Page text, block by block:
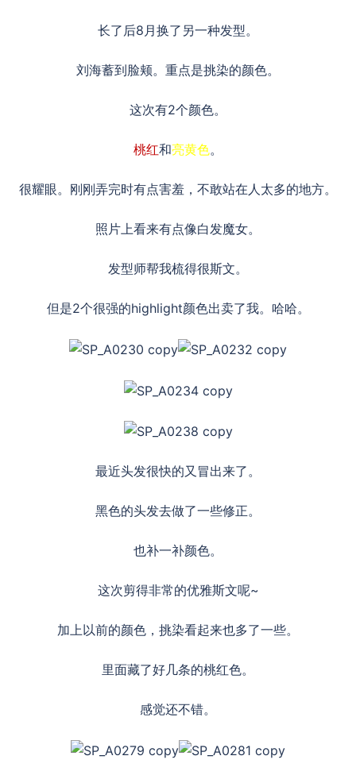
长了后8月换了另一种发型。
刘海蓄到脸颊。重点是挑染的颜色。
这次有2个颜色。
桃红和亮黄色。
很耀眼。刚刚弄完时有点害羞，不敢站在人太多的地方。
照片上看来有点像白发魔女。
发型师帮我梳得很斯文。
但是2个很强的highlight颜色出卖了我。哈哈。
最近头发很快的又冒出来了。
黑色的头发去做了一些修正。
也补一补颜色。
这次剪得非常的优雅斯文呢~
加上以前的颜色，挑染看起来也多了一些。
里面藏了好几条的桃红色。
感觉还不错。